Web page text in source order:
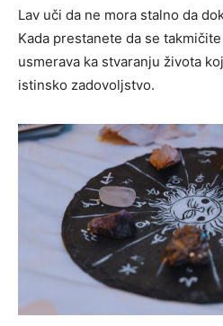
Lav uči da ne mora stalno da
Kada prestanete da se
usmerava ka stvaranju života
istinsko zadovoljstvo.